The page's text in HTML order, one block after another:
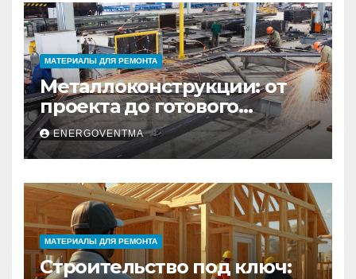
МАТЕРИАЛЫ ДЛЯ РЕМОНТА
Металлоконструкции: от
проекта до готового
изделия – полный
практический гид
ENERGOVENTMA
МАТЕРИАЛЫ ДЛЯ РЕМОНТА
Строительство под ключ: